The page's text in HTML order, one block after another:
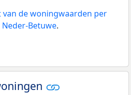
van de woningwaarden per
Betuwe.